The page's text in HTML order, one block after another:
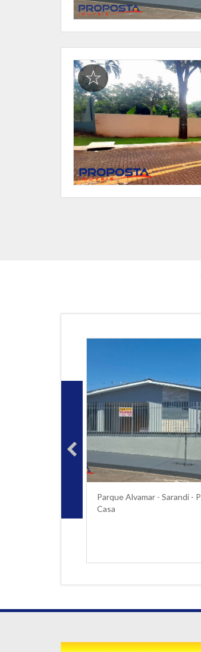
Parque Alvamar - Sarandi -
Casa